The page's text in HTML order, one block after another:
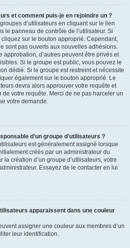
et comment puis-je en rejoindre un ?
d’utilisateurs en cliquant sur le lien
le panneau de contrôle de l’utilisateur. Si
sur le bouton approprié. Cependant,
sont pas ouverts aux nouvelles adhésions.
d’autres peuvent être privés et
Si le groupe est public, vous pouvez le
dédié. Si le groupe est restreint et nécessite
également sur le bouton approprié. Le
devra alors approuver votre requête et
votre requête. Merci de ne pas harceler un
votre demande.
d’un groupe d’utilisateurs ?
est généralement assigné lorsque
créés par un administrateur du
la création d’un groupe d’utilisateurs, votre
Essayez de le contacter en lui
apparaissent dans une couleur
assigner une couleur aux membres d’un
leur identification.